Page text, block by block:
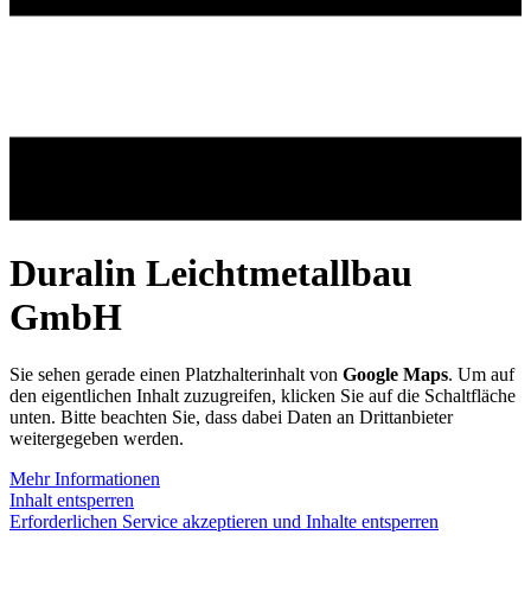
Duralin Leichtmetallbau
GmbH
Sie sehen gerade einen Platzhalterinhalt von Google Maps. Um auf
den eigentlichen Inhalt zuzugreifen, klicken Sie auf die Schaltfläche
unten. Bitte beachten Sie, dass dabei Daten an Drittanbieter
weitergegeben werden.
Mehr Informationen
Inhalt entsperren
Erforderlichen Service akzeptieren und Inhalte entsperren